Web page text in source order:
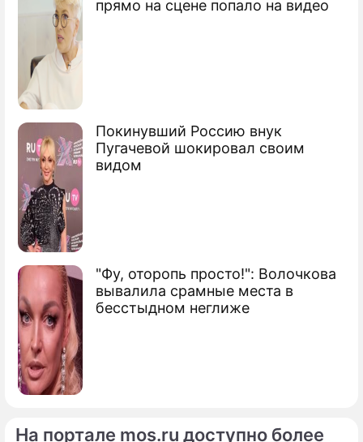
прямо на сцене попало на видео
Покинувший Россию внук
Пугачевой шокировал своим
видом
"Фу, оторопь просто!": Волочкова
вывалила срамные места в
бесстыдном неглиже
На портале mos.ru доступно более